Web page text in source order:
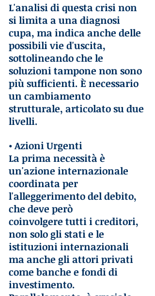
L'analisi di questa crisi non
si limita a una diagnosi
cupa, ma indica anche delle
possibili vie d'uscita,
sottolineando che le
soluzioni tampone non sono
più sufficienti. È necessario
un cambiamento
strutturale, articolato su due
livelli.
• Azioni Urgenti
La prima necessità è
un'azione internazionale
coordinata per
l'alleggerimento del debito,
che deve però
coinvolgere tutti i creditori,
non solo gli stati e le
istituzioni internazionali
ma anche gli attori privati
come banche e fondi di
investimento.